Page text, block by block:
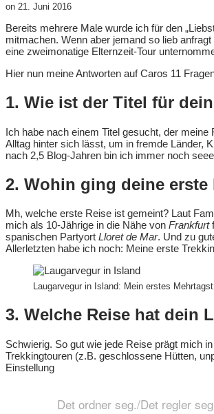
on 21. Juni 2016
Bereits mehrere Male wurde ich für den
mitmachen. Wenn aber jemand so lieb
eine zweimonatige Elternzeit-Tour
Hier nun meine Antworten auf Caros 11
1. Wie ist der Titel für
Ich habe nach einem Titel gesucht, der
Alltag hinter sich lässt, um in fremde Länder,
nach 2,5 Blog-Jahren bin ich immer noch
2. Wohin ging deine erste
Mh, welche erste Reise ist gemeint? Laut
mich als 10-Jährige in die Nähe von Frankfurt
spanischen Partyort Lloret de Mar. Und zu
Allerletzten habe ich noch: Meine erste
Laugarvegur in Island: Mein erstes
3. Welche Reise hat dein
Schwierig. So gut wie jede Reise prägt mich
Trekkingtouren (z.B. geschlossene Hütten,
Einstellung
Det ordner seg./Det regler